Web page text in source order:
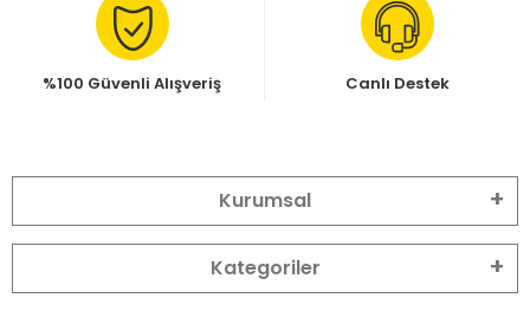
%100 Güvenli Alışveriş Canlı Destek
Kurumsal
Kategoriler